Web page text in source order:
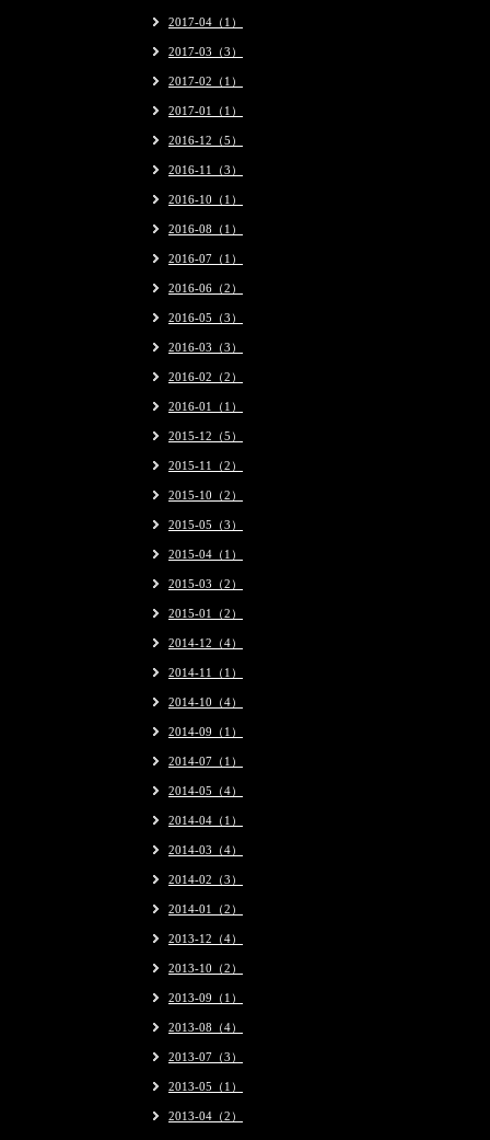
2017-04（1）
2017-03（3）
2017-02（1）
2017-01（1）
2016-12（5）
2016-11（3）
2016-10（1）
2016-08（1）
2016-07（1）
2016-06（2）
2016-05（3）
2016-03（3）
2016-02（2）
2016-01（1）
2015-12（5）
2015-11（2）
2015-10（2）
2015-05（3）
2015-04（1）
2015-03（2）
2015-01（2）
2014-12（4）
2014-11（1）
2014-10（4）
2014-09（1）
2014-07（1）
2014-05（4）
2014-04（1）
2014-03（4）
2014-02（3）
2014-01（2）
2013-12（4）
2013-10（2）
2013-09（1）
2013-08（4）
2013-07（3）
2013-05（1）
2013-04（2）